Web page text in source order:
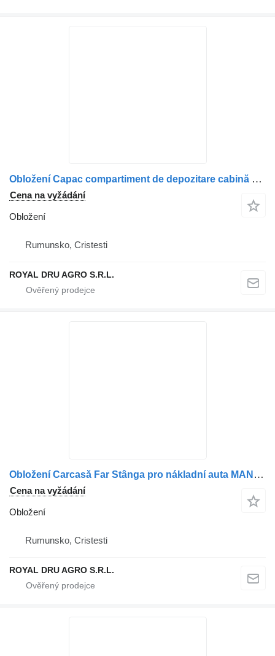
Obložení Capac compartiment de depozitare cabină dreapta pro nákladní auta MAN – Albastru
Cena na vyžádání
Obložení
Rumunsko, Cristesti
ROYAL DRU AGRO S.R.L.
Obložení Carcasă Far Stânga pro nákladní auta MAN Mov
Cena na vyžádání
Obložení
Rumunsko, Cristesti
ROYAL DRU AGRO S.R.L.